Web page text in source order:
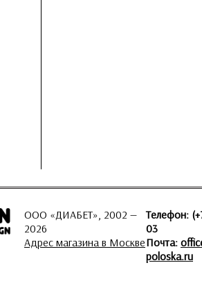
ООО «ДИАБЕТ», 2002 —
2026
Адрес магазина в Москве
Телефон:
03
Почта:
poloska.ru